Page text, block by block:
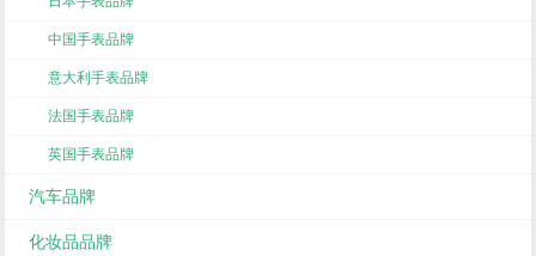
中国手表品牌
意大利手表品牌
法国手表品牌
英国手表品牌
汽车品牌
化妆品品牌